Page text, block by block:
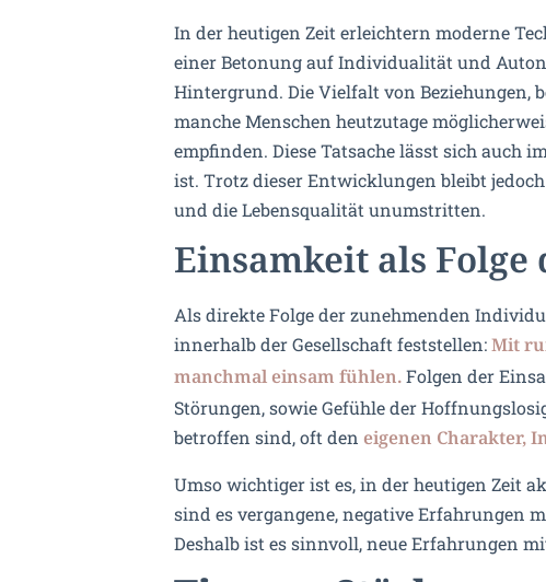
In der heutigen Zeit erleichtern moderne
einer Betonung auf Individualität und
Hintergrund. Die Vielfalt von
manche Menschen heutzutage
empfinden. Diese Tatsache lässt sich auch
ist. Trotz dieser Entwicklungen bleibt
und die Lebensqualität unumstritten.
Einsamkeit als
Als direkte Folge der zunehmenden
innerhalb der Gesellschaft feststellen: Mit
manchmal einsam fühlen. Folgen der
Störungen, sowie Gefühle der
betroffen sind, oft den eigenen Charakter,
Umso wichtiger ist es, in der heutigen Zeit
sind es vergangene, negative Erfahrungen
Deshalb ist es sinnvoll, neue Erfahrungen